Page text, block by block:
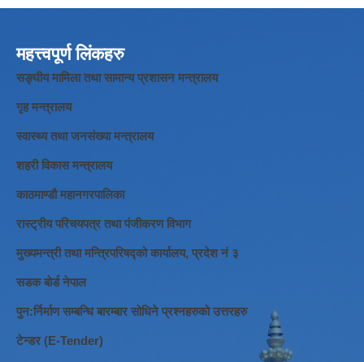
महत्त्वपूर्ण लिंकहरु
सङ्घीय मामिला तथा सामान्य प्रशासन मन्त्रालय
गृह मन्त्रालय
स्वास्थ्य तथा जनसंख्या मन्त्रालय
शहरी विकास मन्त्रालय
काठमाण्डौ महानगरपालिका
रास्ट्रीय परिचयपत्र तथा पंजीकरण विभाग
मुख्यमन्त्री तथा मन्त्रिपरिषद्को कार्यालय, प्रदेश नं ३
सडक बोर्ड नेपाल
पुन:र्निर्माण सम्बन्धि बारम्बार सोधिने प्रश्नहरुको उत्तरहरु
टेन्डर (E-Tender)